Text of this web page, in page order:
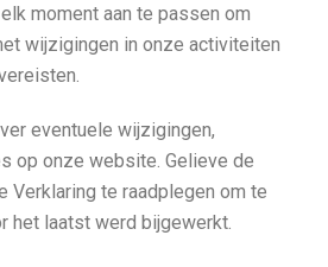
moment aan te passen om
wijzigingen in onze activiteiten
eventuele wijzigingen,
op onze website. Gelieve de
Verklaring te raadplegen om te
het laatst werd bijgewerkt.